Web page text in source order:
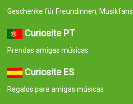
Geschenke für Freundinnen, Musikfans
Curiosite PT
Prendas amigas músicas
Curiosite ES
Regalos para amigas músicas